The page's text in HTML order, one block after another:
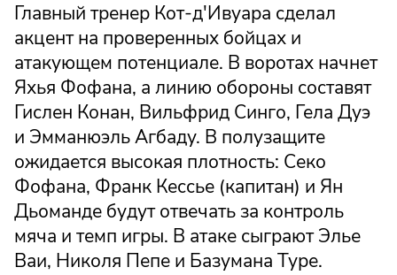
Главный тренер Кот-д'Ивуара сделал
акцент на проверенных бойцах и
атакующем потенциале. В воротах начнет
Яхья Фофана, а линию обороны составят
Гислен Конан, Вильфрид Синго, Гела Дуэ
и Эмманюэль Агбаду. В полузащите
ожидается высокая плотность: Секо
Фофана, Франк Кессье (капитан) и Ян
Дьоманде будут отвечать за контроль
мяча и темп игры. В атаке сыграют Элье
Ваи, Николя Пепе и Базумана Туре.